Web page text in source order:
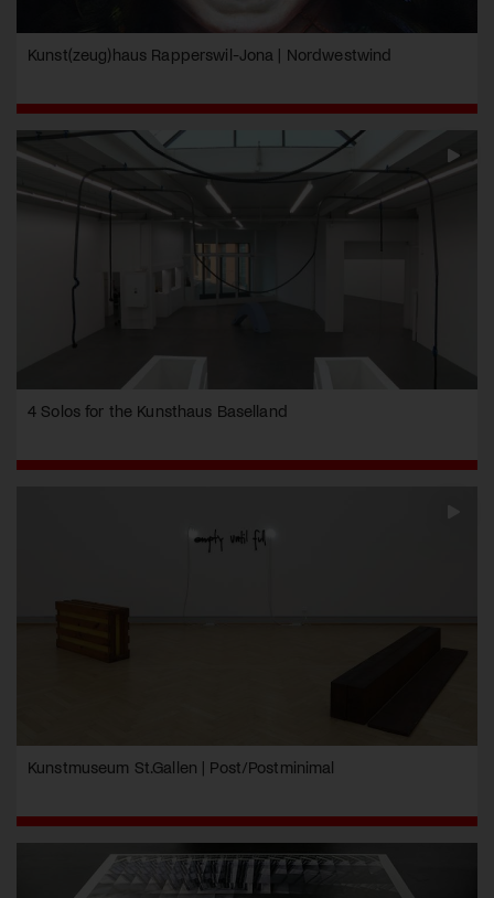
Kunst(zeug)haus Rapperswil-Jona | Nordwestwind
4 Solos for the Kunsthaus Baselland
Kunstmuseum St.Gallen | Post/Postminimal